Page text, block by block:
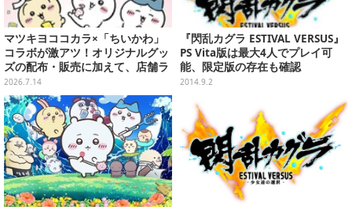
マツキヨココカラ×「ちいかわ」
コラボが激アツ！オリジナルグッ
ズの配布・販売に加えて、店舗ラ
ッピングや”花火打ち上げ”まで盛
り沢山
2026.7.14
『閃乱カグラ ESTIVAL VERSUS』
PS Vita版は最大4人でプレイ可
能、限定版の存在も確認
2014.9.2